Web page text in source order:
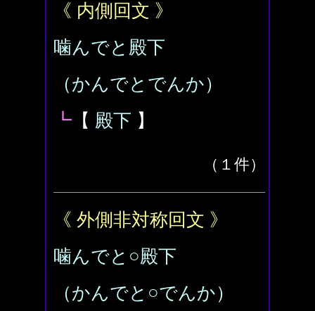
《 内側回文 》
噛んでと殿下
（かんでとでんか）
┗ 【 殿下 】
（１件）
《 外側非対称回文 》
噛んでと○殿下
（かんでと○でんか）